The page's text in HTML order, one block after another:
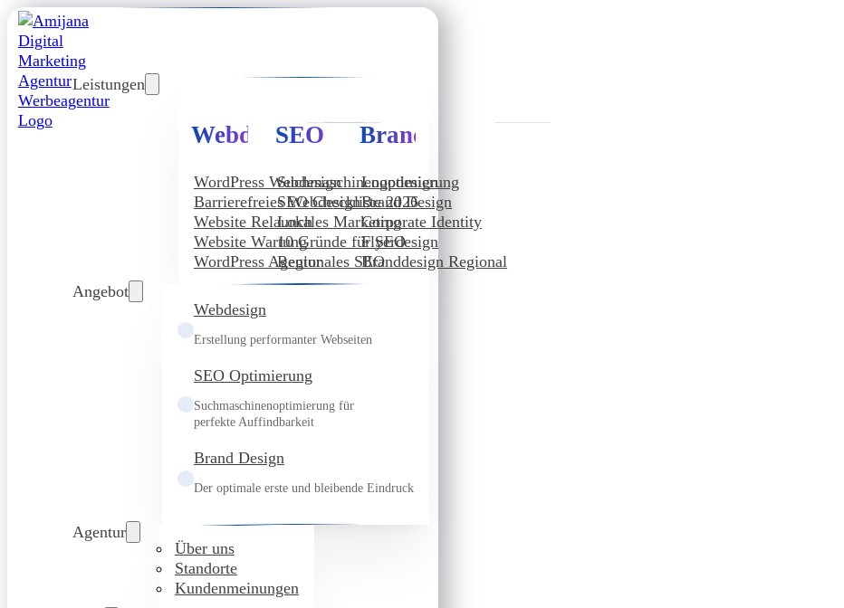
Leistungen
Webdesign
WordPress Webdesign
Barrierefreies Webdesign
Website Relaunch
Website Wartung
WordPress Agentur
SEO
Suchmaschinenoptimierung
SEO Checkliste 2026
Lokales Marketing
10 Gründe für SEO
Regionales SEO
Branddesign
Logodesign
Brand Design
Corporate Identity
Flyerdesign
Branddesign Regional
Angebot
Webdesign
Erstellung performanter Webseiten
SEO Optimierung
Suchmaschinenoptimierung für
perfekte Auffindbarkeit
Brand Design
Der optimale erste und bleibende Eindruck
Agentur
Über uns
Standorte
Kundenmeinungen